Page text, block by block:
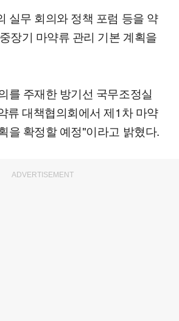
실무 회의와 정책 포럼 등을 약
장기 마약류 관리 기본 계획을
를 주재한 방기선 국무조정실
류 대책협의회에서 제1차 마약
을 확정할 예정"이라고 밝혔다.
ADVERTISEMENT